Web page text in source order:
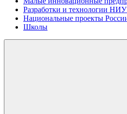
Разработки и технологии
Национальные проекты
Школы